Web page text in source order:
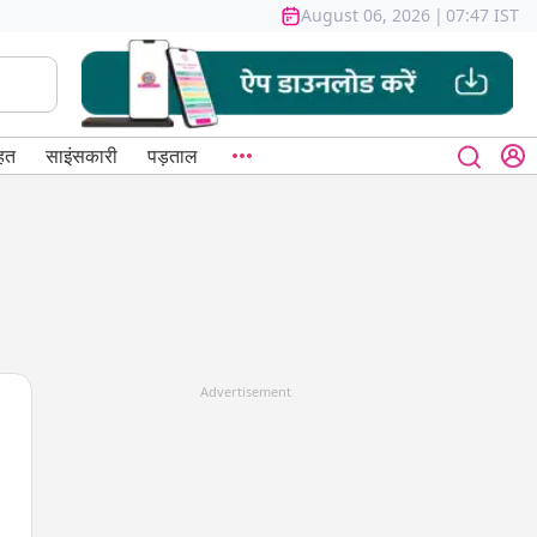
August 06, 2026 | 07:47 IST
साइंसकारी पड़ताल
Advertisement